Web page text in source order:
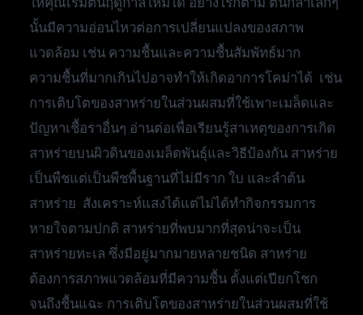
นั้นมีความอ่อนไหวต่อการเปลี่ยนแปลงของสภาพ
แวดล้อม เช่น ความชื้นและความชื้นสัมพัทธ์มาก
ความชื้นที่มากเกินไปอาจทำให้เกิดอาการโคม่าได้ เช่น
การเติบโตของสาหร่ายในส่วนผสมที่ใช้เพาะเมล็ดและ
ปัญหาเชื้อราอื่นๆ อ่านต่อเพื่อเรียนรู้สาเหตุของการเกิด
สาหร่ายบนผิวดินของเมล็ดพันธุ์และวิธีป้องกัน สาหร่าย
เป็นพืชแต่เป็นพืชพื้นฐานที่ไม่มีราก ใบ และลำต้น
สาหร่าย สังเคราะห์แสงได้แต่ไม่ได้ทำกิจกรรมการ
หายใจตามปกติ สาหร่ายที่พบมากที่สุดน่าจะเป็น
สาหร่ายทะเล ซึ่งมีอยู่มากมายหลายชนิด สาหร่าย
ต้องการสภาพแวดล้อมที่มีความชื้น ตั้งแต่เปียกโชก
จนถึงชื้นแฉะ การเติบโตของสาหร่ายในส่วนผสมที่ใช้